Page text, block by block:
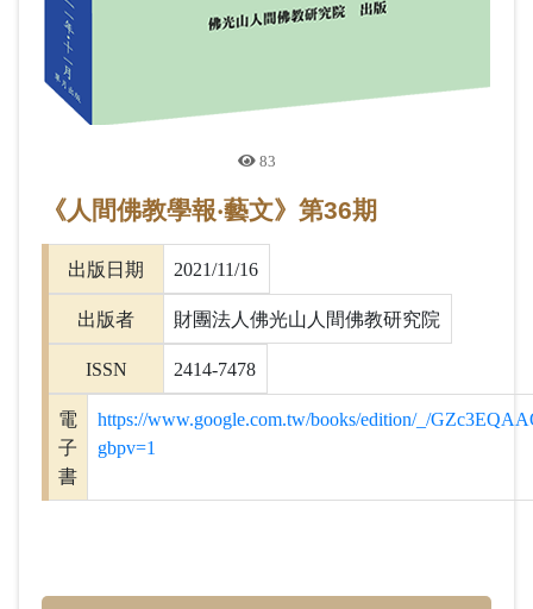
83
《人間佛教學報‧藝文》第36期
出版日期 2021/11/16
出版者 財團法人佛光山人間佛教研究院
ISSN 2414-7478
電
子
書
https://www.google.com.tw/books/edition/_/
gbpv=1